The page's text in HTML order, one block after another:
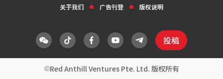
关于我们 广告刊登 版权说明
投稿
Red Anthill Ventures Pte. Ltd. 版权所有